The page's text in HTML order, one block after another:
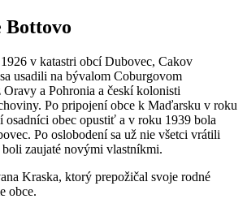
Bottovo
v katastri obcí Dubovec, Cakov
usadili na bývalom Coburgovom
a Pohronia a českí kolonisti
Po pripojení obce k Maďarsku v roku
osadníci obec opustiť a v roku 1939 bola
Po oslobodení sa už nie všetci vrátili
zaujaté novými vlastníkmi.
Kraska, ktorý prepožičal svoje rodné
obce.